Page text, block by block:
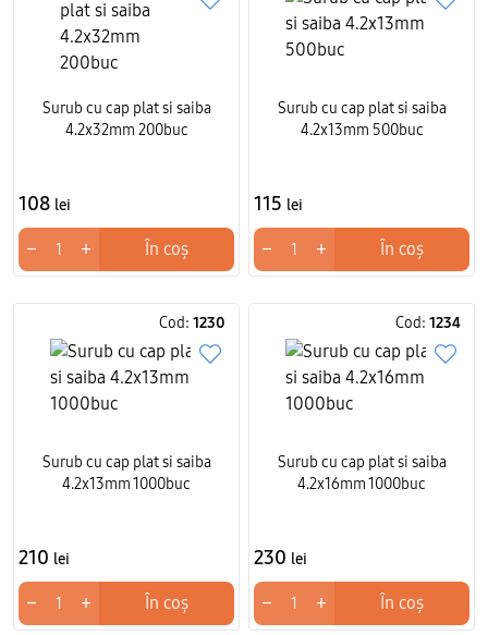
Surub cu cap plat si saiba
4.2x32mm 200buc
108 lei
− + În coș
Surub cu cap plat si saiba
4.2x13mm 500buc
115 lei
− + În coș
Cod: 1230
Surub cu cap plat si saiba
4.2x13mm 1000buc
210 lei
− + În coș
Cod: 1234
Surub cu cap plat si saiba
4.2x16mm 1000buc
230 lei
− + În coș